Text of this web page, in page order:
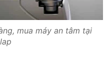
mua máy an tâm tại